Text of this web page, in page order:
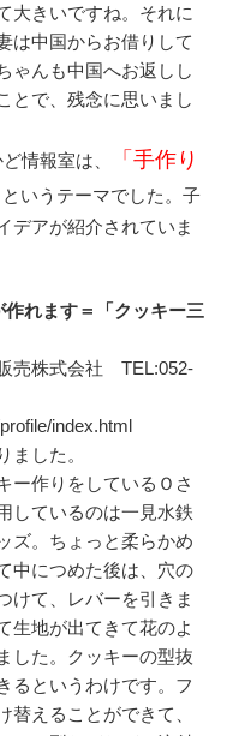
大きいですね。それに
は中国からお借りして
ゃんも中国へお返しし
とで、残念に思いまし
情報室は、
「手作り
というテーマでした。子
デアが紹介されていま
れます＝「クッキー三
売株式会社 TEL:052-
index.html
ました。
ー作りをしているＯさ
しているのは一見水鉄
ズ。ちょっと柔らかめ
中につめた後は、穴の
けて、レバーを引きま
生地が出てきて花のよ
した。クッキーの型抜
るというわけです。フ
替えることができて、